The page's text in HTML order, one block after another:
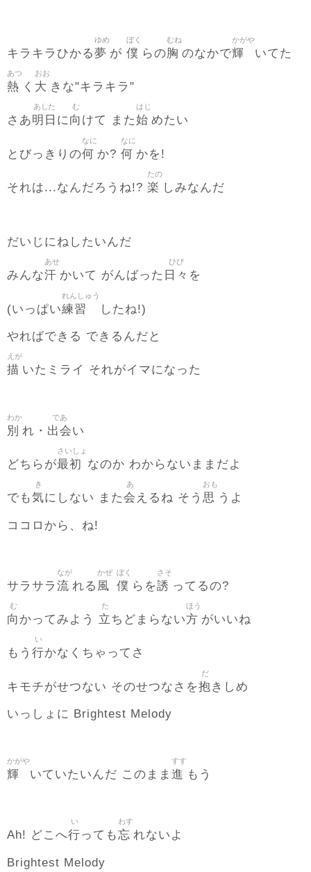
キラキラひかる夢
ゆめ
が 僕
ぼく
らの胸
むね
のなかで輝
かがや
いてた
熱
あつ
く 大
おお
きな"キラキラ"
さあ明日
あした
に向
む
けて また始
はじ
めたい
とびっきりの何
なに
か? 何
なに
かを!
それは...なんだろうね!? 楽
たの
しみなんだ
だいじにねしたいんだ
みんな汗
あせ
かいて がんばった 日々
ひび
を
(いっぱい練習
れんしゅう
したね!)
やればできる できるんだと
描
えが
いたミライ それがイマになった
別
わか
れ・ 出会
であ
い
どちらが最初
さいしょ
なのか わからないままだよ
でも気
き
にしない また会
あ
えるね そう 思
おも
うよ
ココロから、ね!
サラサラ 流
なが
れる 風
かぜ
僕
ぼく
らを誘
さそ
ってるの?
向
む
かってみよう 立
た
ちどまらない方
ほう
がいいね
もう 行
い
かなくちゃってさ
キモチがせつない そのせつなさを抱
だ
きしめ
いっしょに Brightest Melody
輝
かがや
いていたいんだ このまま 進
すす
もう
Ah! どこへ行
い
っても忘
わす
れないよ
Brightest Melody